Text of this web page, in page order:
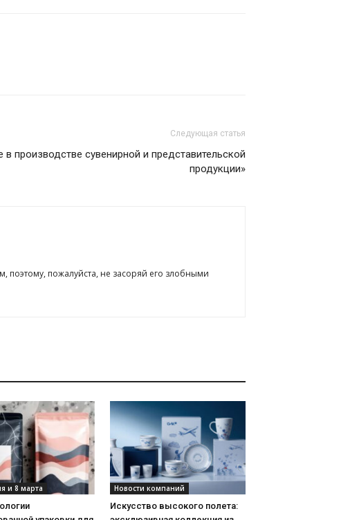
Следующая статья
производстве сувенирной и представительской
продукции»
поэтому, пожалуйста, не засоряй его злобными
и 8 марта Новости компаний
Искусство высокого полета: